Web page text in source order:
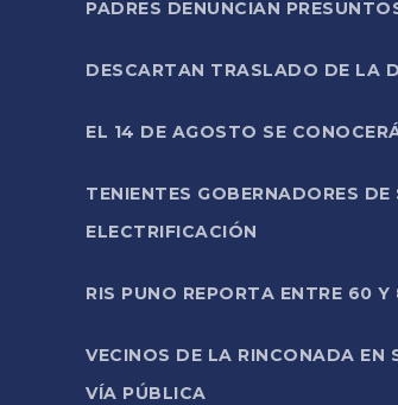
PADRES DENUNCIAN
DESCARTAN TRASLADO DE LA
EL 14 DE AGOSTO SE
TENIENTES GOBERNADORES
ELECTRIFICACIÓN
RIS PUNO REPORTA ENTRE 60
VECINOS DE LA RINCONADA EN
VÍA PÚBLICA